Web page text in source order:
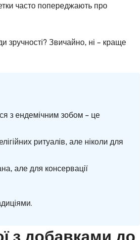
часто попереджають про
зручності? Звичайно, ні – краще
з ендемічним зобом – це
ритуалів, але ніколи для
але для консервації
з добавками до